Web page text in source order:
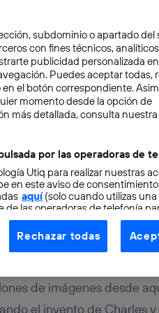
verano?
de imágenes desde
el invento de Charles
subdominio o apartado del
con fines técnicos,
publicidad personalizada
Puedes aceptar todas,
el botón correspondiente.
momento desde la opción de
más detallada, consulta nuestra
por las operadoras de
Utiq para realizar nuestras
en este aviso de
aquí(solo cuando utilizas una
de las operadoras de telefonía
como prioridad
la cuenta de cliente de
de teléfono móvil).
Rechazar todas